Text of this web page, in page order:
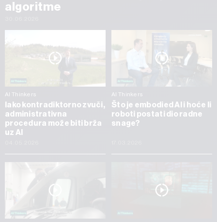
algoritme
AI Thinkers
Iako kontradiktorno zvuči,
administrativna
procedura može biti brža
uz AI
AI Thinkers
Što je embodied AI i hoće li
roboti postati dio radne
snage?